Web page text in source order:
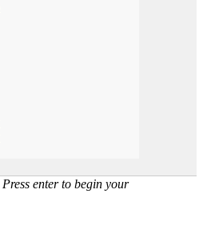
Press enter to begin your